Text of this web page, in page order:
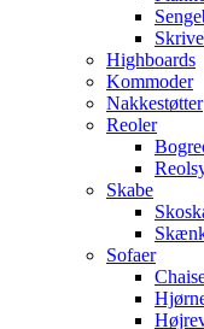
Highboards
Kommoder
Nakkestøtter
Reoler
Skabe
Sofaer